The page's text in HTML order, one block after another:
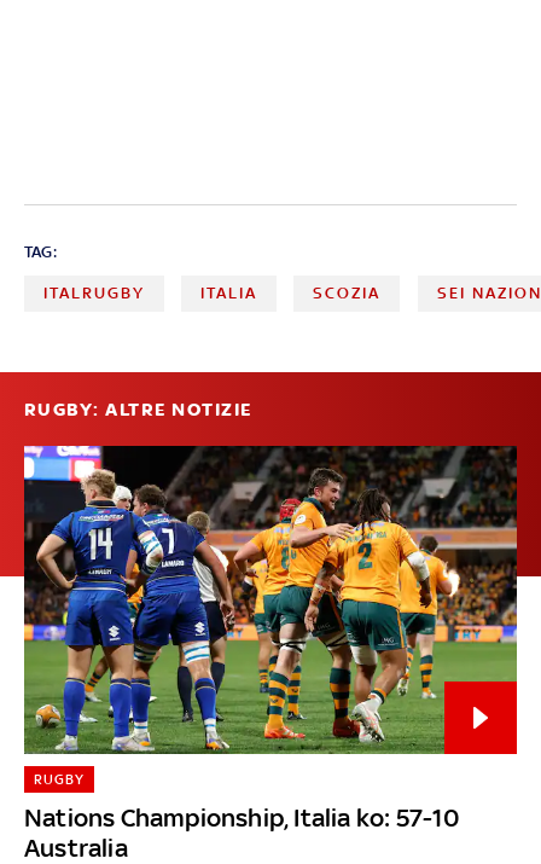
TAG:
ITALRUGBY ITALIA SCOZIA SEI
RUGBY: ALTRE NOTIZIE
Nations Championship, Italia ko: 57-10
Australia
RUGBY